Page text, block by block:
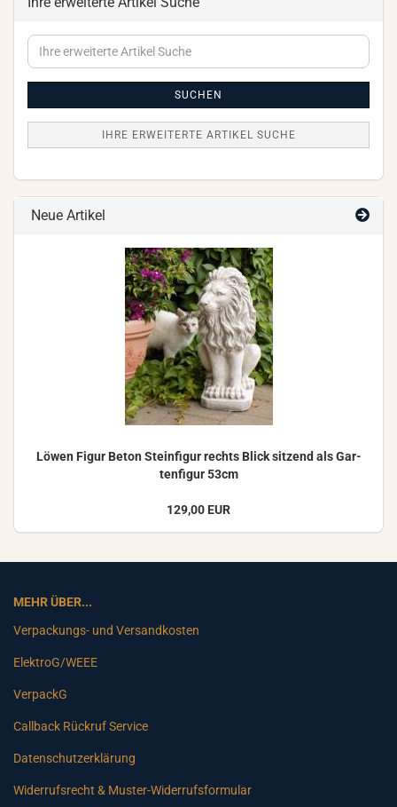
Ihre
erweiterte
SUCHEN
IHRE ERWEITERTE ARTIKEL SUCHE
Neue Artikel
Löwen Figur Beton Stein­fi­gur rechts Blick sit­zend als Gar­
ten­fi­gur 53cm
129,00 EUR
MEHR ÜBER...
Verpackungs- und Versandkosten
ElektroG/WEEE
VerpackG
Callback Rückruf Service
Datenschutzerklärung
Widerrufsrecht & Muster-Widerrufsformular